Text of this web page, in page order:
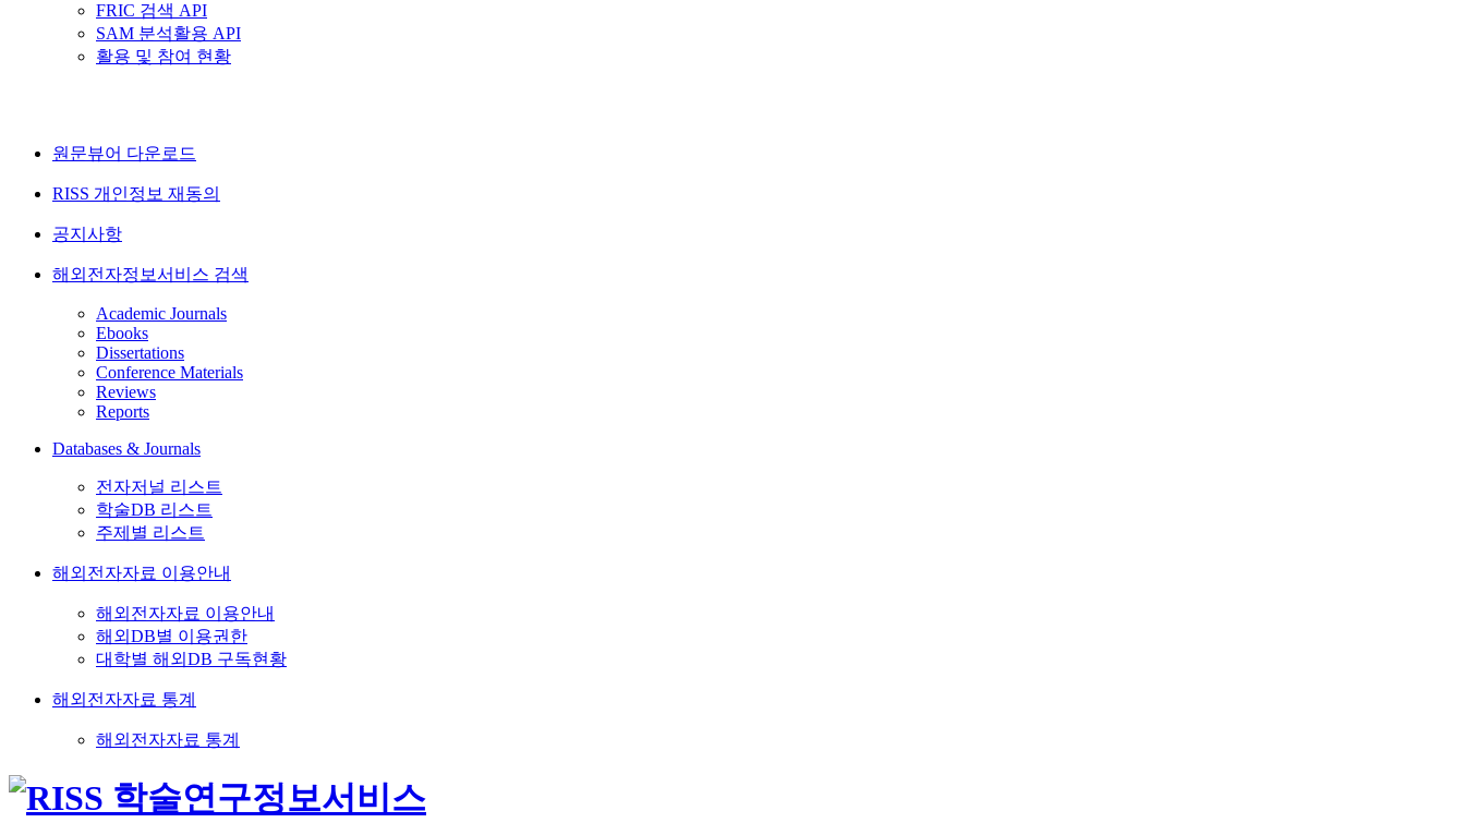
FRIC 검색 API
SAM 분석활용 API
활용 및 참여 현황
원문뷰어 다운로드
RISS 개인정보 재동의
공지사항
해외전자정보서비스 검색
Academic Journals
Ebooks
Dissertations
Conference Materials
Reviews
Reports
Databases & Journals
전자저널 리스트
학술DB 리스트
주제별 리스트
해외전자자료 이용안내
해외전자자료 이용안내
해외DB별 이용권한
대학별 해외DB 구독현황
해외전자자료 통계
해외전자자료 통계